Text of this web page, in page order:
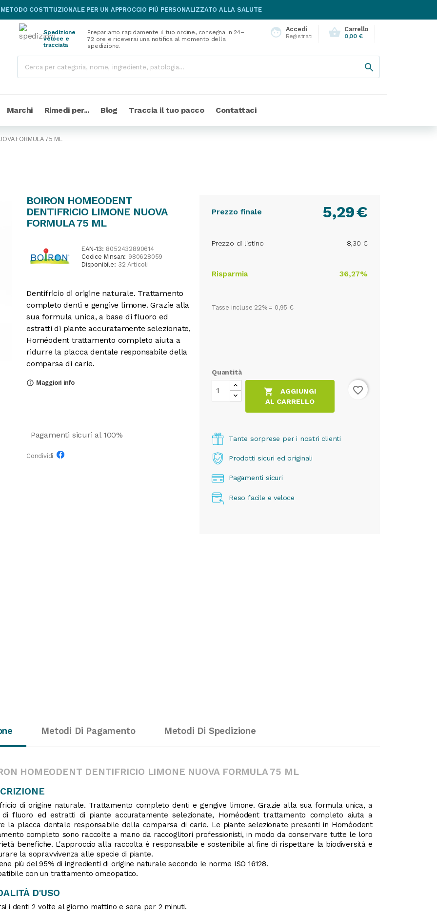
COSTITUZIONALE PER UN APPROCCIO PIÙ PERSONALIZZATO ALLA SALUTE
face Accedi
Registrati shopping_basket Carrello
0,00 €
Spedizione
veloce e
tracciata
Prepariamo rapidamente il tuo ordine, consegna in 24–
72 ore e riceverai una notifica al momento della
spedizione.

Marchi Rimedi per... Blog Traccia il tuo pacco Contattaci
FORMULA 75 ML
BOIRON HOMEODENT
DENTIFRICIO LIMONE NUOVA
FORMULA 75 ML
EAN-13: 8052432890614
Codice Minsan: 980628059
Disponibile: 32 Articoli
Dentifricio di origine naturale. Trattamento
completo denti e gengive limone. Grazie alla
sua formula unica, a base di fluoro ed
estratti di piante accuratamente selezionate,
Homéodent trattamento completo aiuta a
ridurre la placca dentale responsabile della
comparsa di carie.
info_outline Maggiori info
Pagamenti sicuri al 100%
Condividi
Prezzo finale €
5,29
Prezzo di listino 8,30 €
Risparmia 36,27%
Tasse incluse 22% = 0,95 €
Quantità

AGGIUNGI
AL CARRELLO
favorite_border
Tante sorprese per i nostri clienti
Prodotti sicuri ed originali
Pagamenti sicuri
Reso facile e veloce
Metodi Di Pagamento Metodi Di Spedizione
HOMEODENT DENTIFRICIO LIMONE NUOVA FORMULA 75 ML
di origine naturale. Trattamento completo denti e gengive limone. Grazie alla sua formula unica, a
di fluoro ed estratti di piante accuratamente selezionate, Homéodent trattamento completo aiuta a
la placca dentale responsabile della comparsa di carie. Le piante selezionate presenti in Homéodent
completo sono raccolte a mano da raccoglitori professionisti, in modo da conservare tutte le loro
benefiche. L'approccio alla raccolta è responsabile e sostenibile al fine di rispettare la biodiversità e
la sopravvivenza alle specie di piante.
più del 95% di ingredienti di origine naturale secondo le norme ISO 16128.
con un trattamento omeopatico.
D'USO
i denti 2 volte al giorno mattino e sera per 2 minuti.